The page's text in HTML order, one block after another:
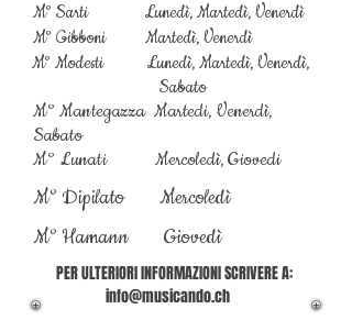
M° Sarti Lunedì, Martedì, Venerdì
M° Gibboni Martedì, Venerdì
M° Modesti Lunedì, Martedì,Venerdì,
Sabato
M° Mantegazza Martedi, Venerdì,
Sabato
M° Lunati Mercoledì, Giovedi
M° Dipilato Mercoledì
M° Hamann Giovedì
PER ULTERIORI INFORMAZIONI SCRIVERE A:
info@musicando.ch